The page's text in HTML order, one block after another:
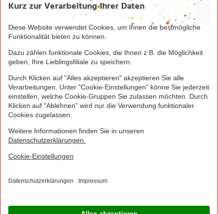
1Bei Aktivierung eines Startpakets ist die Buchung
jedes Smart-Tarifs für die ersten 4 Wochen möglich!
Hierzu muss kein zusätzliches Guthaben aufgeladen
werden.
Deutschland Multibrand GmbH, Landgrabenweg 151,
53227 Bonn, welche auch Ihr Vertragspartner ist.
© 2016 - 2026 NORMA Lebensmittelfilialbetrieb
Stiftung & Co. KG
Sitemap Kontakt
Barrierefreiheitserklärung Compliance
Jetzt Ihre NORMA Filiale auswählen und noch